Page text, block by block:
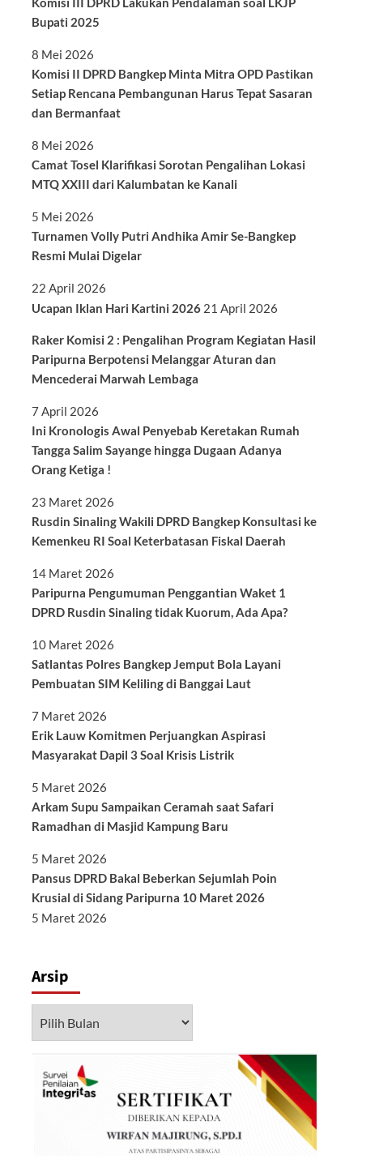
Bupati 2025
8 Mei 2026
Komisi II DPRD Bangkep Minta Mitra OPD Pastikan
Setiap Rencana Pembangunan Harus Tepat Sasaran
dan Bermanfaat
8 Mei 2026
Camat Tosel Klarifikasi Sorotan Pengalihan Lokasi
MTQ XXIII dari Kalumbatan ke Kanali
5 Mei 2026
Turnamen Volly Putri Andhika Amir Se-Bangkep
Resmi Mulai Digelar
22 April 2026
Ucapan Iklan Hari Kartini 2026 21 April 2026
Raker Komisi 2 : Pengalihan Program Kegiatan Hasil
Paripurna Berpotensi Melanggar Aturan dan
Mencederai Marwah Lembaga
7 April 2026
Ini Kronologis Awal Penyebab Keretakan Rumah
Tangga Salim Sayange hingga Dugaan Adanya
Orang Ketiga !
23 Maret 2026
Rusdin Sinaling Wakili DPRD Bangkep Konsultasi ke
Kemenkeu RI Soal Keterbatasan Fiskal Daerah
14 Maret 2026
Paripurna Pengumuman Penggantian Waket 1
DPRD Rusdin Sinaling tidak Kuorum, Ada Apa?
10 Maret 2026
Satlantas Polres Bangkep Jemput Bola Layani
Pembuatan SIM Keliling di Banggai Laut
7 Maret 2026
Erik Lauw Komitmen Perjuangkan Aspirasi
Masyarakat Dapil 3 Soal Krisis Listrik
5 Maret 2026
Arkam Supu Sampaikan Ceramah saat Safari
Ramadhan di Masjid Kampung Baru
5 Maret 2026
Pansus DPRD Bakal Beberkan Sejumlah Poin
Krusial di Sidang Paripurna 10 Maret 2026
5 Maret 2026
Arsip